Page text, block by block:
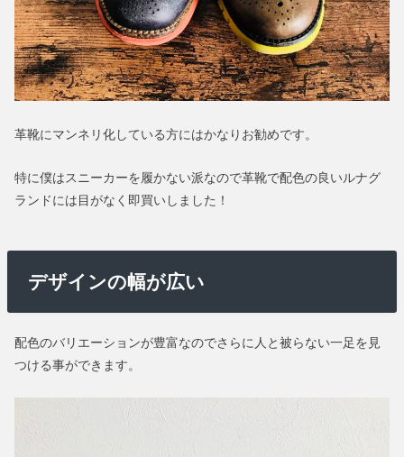
革靴にマンネリ化している方にはかなりお勧めです。
特に僕はスニーカーを履かない派なので革靴で配色の良いルナグ
ランドには目がなく即買いしました！
デザインの幅が広い
配色のバリエーションが豊富なのでさらに人と被らない一足を見
つける事ができます。